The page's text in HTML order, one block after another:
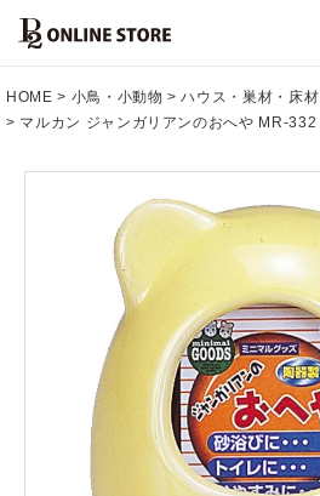
HOME 小鳥・小動物 ハウス・巣材・床材
マルカン ジャンガリアンのおへや MR-332